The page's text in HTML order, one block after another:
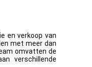
en verkoop van
met meer dan
omvatten de
verschillende